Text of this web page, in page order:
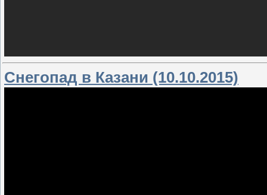
Снегопад в Казани (10.10.2015)